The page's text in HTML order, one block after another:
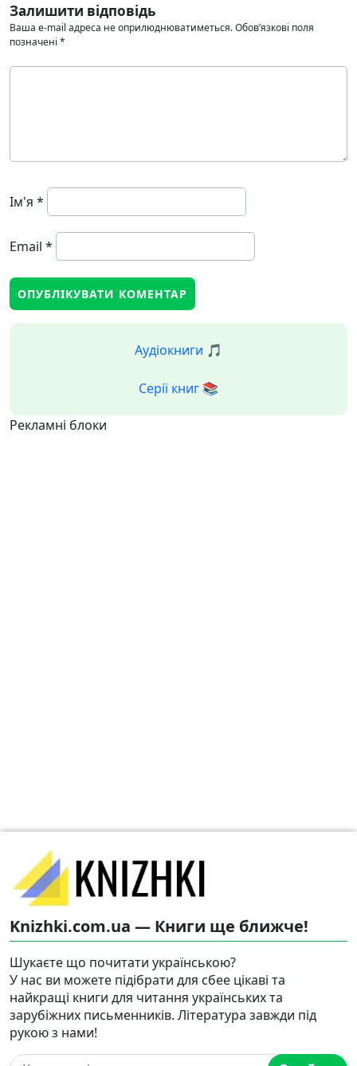
Залишити відповідь
Ваша e-mail адреса не оприлюднюватиметься.Обов’язкові поля
позначені *
Ім'я *
Email *
Аудіокниги 🎵
Серії книг 📚
Рекламні блоки
Knizhki.com.ua — Книги ще ближче!
Шукаєте що почитати українською?
У нас ви можете підібрати для сбее цікаві та
найкращі книги для читання українських та
зарубіжних письменників. Література завжди під
рукою з нами!